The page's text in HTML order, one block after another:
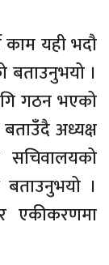
काम यही भदौ
बताउनुभयो ।
गठन भएको
अध्यक्ष
सचिवालयको
।
एकीकरणमा